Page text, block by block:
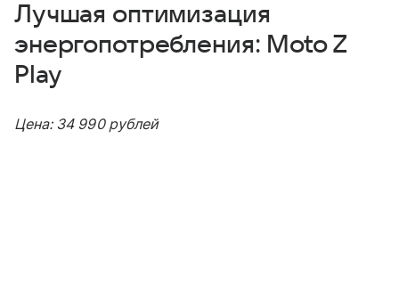
Лучшая оптимизация
энергопотребления: Moto Z
Play
Цена: 34 990 рублей